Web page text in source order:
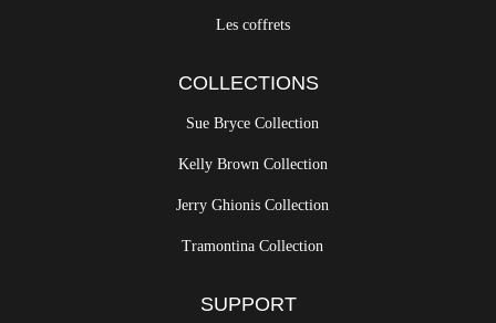
Les coffrets
COLLECTIONS
Sue Bryce Collection
Kelly Brown Collection
Jerry Ghionis Collection
Tramontina Collection
SUPPORT